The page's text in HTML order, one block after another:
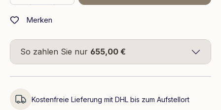
Merken
So zahlen Sie nur 655,00 €
Kostenfreie Lieferung mit DHL bis zum Aufstellort